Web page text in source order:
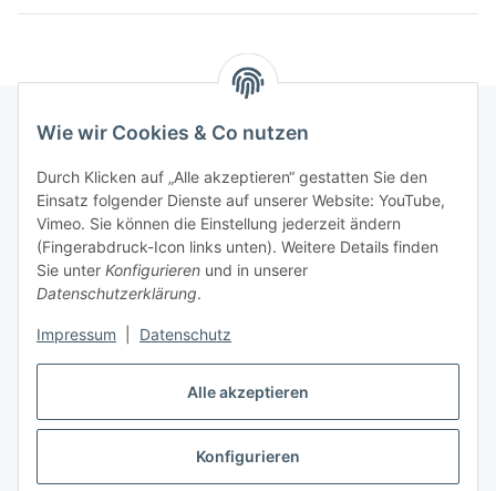
Alle akzeptieren
Konfigurieren
Wie wir Cookies & Co nutzen
Durch Klicken auf „Alle akzeptieren“ gestatten Sie den
Einsatz folgender Dienste auf unserer Website: YouTube,
Vimeo. Sie können die Einstellung jederzeit ändern
(Fingerabdruck-Icon links unten). Weitere Details finden
Sie unter Konfigurieren und in unserer
Datenschutzerklärung.
Impressum Datenschutz
Informationen
036204. 803903
Achtung!!!
16:00 – 19:00 Uhr
Vertrag widerrufen